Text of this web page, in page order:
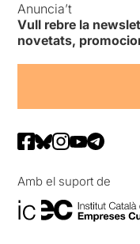
Anuncia’t
Vull rebre la
novetats,
Amb el suport de